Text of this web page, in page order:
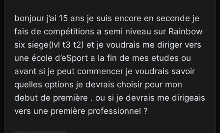
bonjour j’ai 15 ans je suis encore en seconde je
fais de compétitions a semi niveau sur Rainbow
six siege(lvl t3 t2) et je voudrais me diriger vers
une école d’eSport a la fin de mes etudes ou
avant si je peut commencer je voudrais savoir
quelles options je devrais choisir pour mon
debut de première . ou si je devrais me dirigeais
vers une première professionnel ?